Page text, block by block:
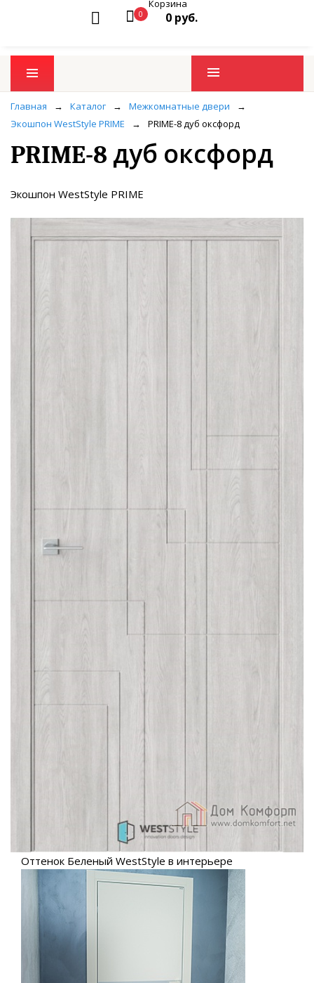
0
Корзина
0 руб.
Промо товары
Главная → Каталог → Межкомнатные двери
→
Экошпон WestStyle PRIME
→ PRIME-8 дуб оксфорд
PRIME-8 дуб оксфорд
Экошпон WestStyle PRIME
Оттенок Беленый WestStyle в интерьере